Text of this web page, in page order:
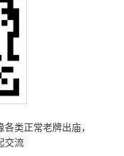
类正常老牌出庙，
交流